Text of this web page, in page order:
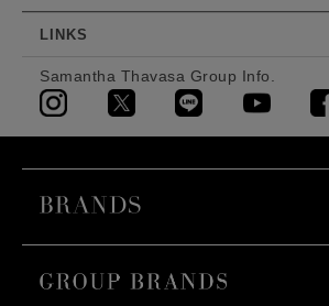
LINKS
Samantha Thavasa Group Info.